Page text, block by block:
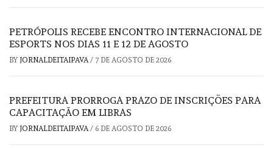
PETRÓPOLIS RECEBE ENCONTRO INTERNACIONAL DE
ESPORTS NOS DIAS 11 E 12 DE AGOSTO
BY JORNALDEITAIPAVA/ 7 DE AGOSTO DE 2026
PREFEITURA PRORROGA PRAZO DE INSCRIÇÕES PARA
CAPACITAÇÃO EM LIBRAS
BY JORNALDEITAIPAVA/ 6 DE AGOSTO DE 2026